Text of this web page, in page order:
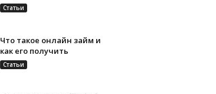
Статьи
Что такое онлайн займ и
как его получить
Статьи